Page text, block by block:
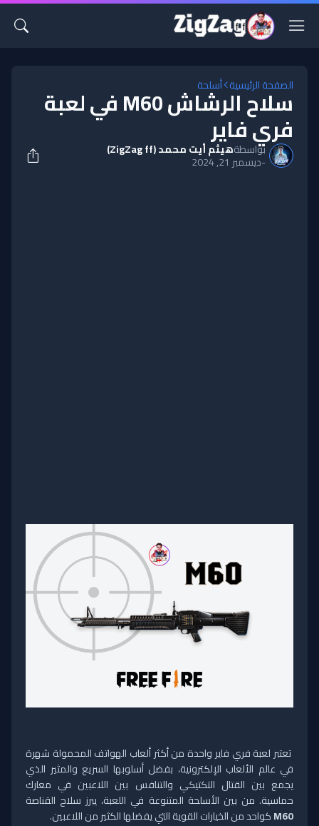
الصفحة الرئيسية أسلحة سلاح الرشاش M60 في لعبة
فري فاير
بواسطةهيثم أيت محمد (ZigZag ff)
-ديسمبر 21, 2024
تعتبر لعبة فري فاير واحدة من أكثر ألعاب الهواتف المحمولة شهرة
في عالم الألعاب الإلكترونية، بفضل أسلوبها السريع والمثير الذي
يجمع بين القتال التكتيكي والتنافس بين اللاعبين في معارك
حماسية. من بين الأسلحة المتنوعة في اللعبة، يبرز سلاح القناصة
M60كواحد من الخيارات القوية التي يفضلها الكثير من اللاعبين.